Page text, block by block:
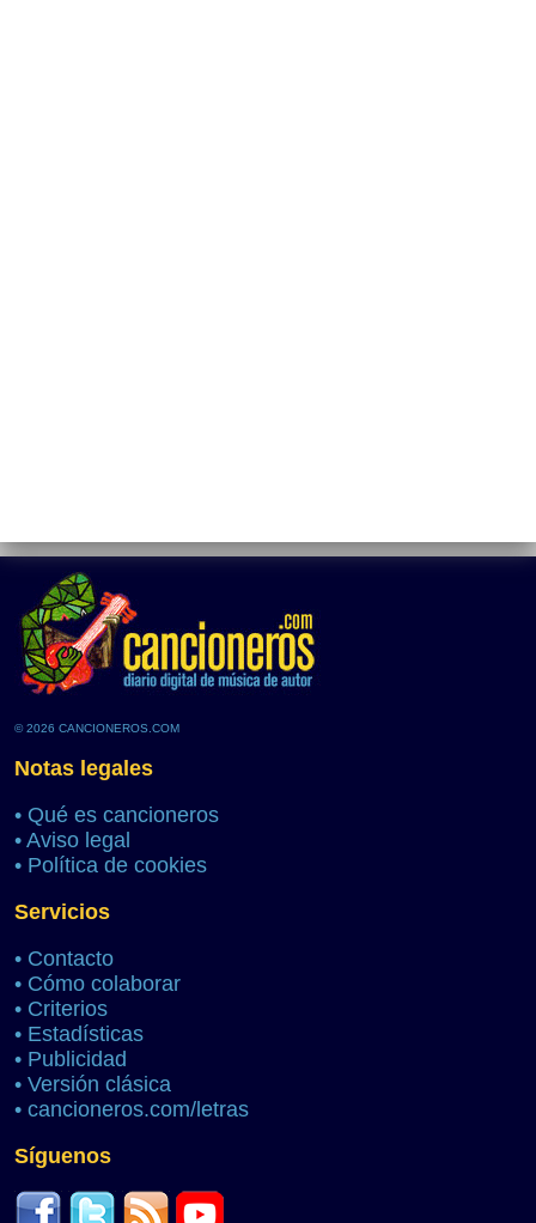
© 2026 CANCIONEROS.COM
Notas legales
• Qué es cancioneros
• Aviso legal
• Política de cookies
Servicios
• Contacto
• Cómo colaborar
• Criterios
• Estadísticas
• Publicidad
• Versión clásica
• cancioneros.com/letras
Síguenos